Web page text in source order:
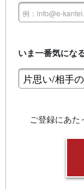
いま一番気にな
ご登録にあた